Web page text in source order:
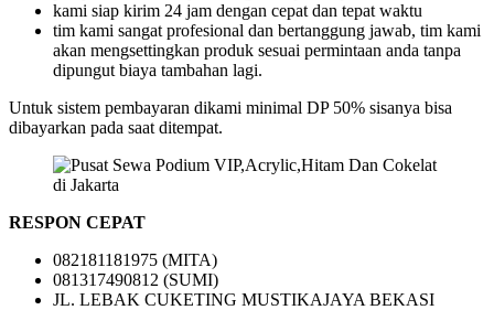
kami siap kirim 24 jam dengan cepat dan tepat waktu
tim kami sangat profesional dan bertanggung jawab, tim kami
akan mengsettingkan produk sesuai permintaan anda tanpa
dipungut biaya tambahan lagi.
Untuk sistem pembayaran dikami minimal DP 50% sisanya bisa
dibayarkan pada saat ditempat.
RESPON CEPAT
082181181975 (MITA)
081317490812 (SUMI)
JL. LEBAK CUKETING MUSTIKAJAYA BEKASI